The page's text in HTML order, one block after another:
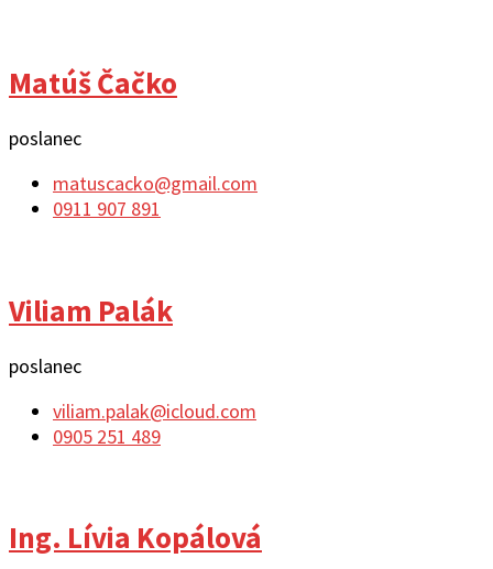
Matúš Čačko
poslanec
matuscacko@gmail.com
0911 907 891
Viliam Palák
poslanec
viliam.palak@icloud.com
0905 251 489
Ing. Lívia Kopálová